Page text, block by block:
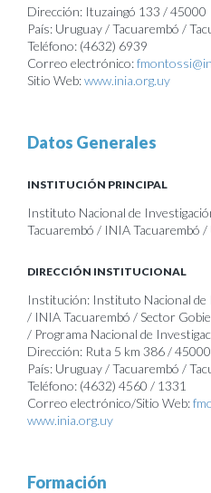
Dirección: Ituzaingó 133 / 45000
País: Uruguay / Tacuarembó /
Teléfono: (4632) 6939
Correo electrónico:
Sitio Web:www.inia.org.uy
Datos Generales
INSTITUCIÓN PRINCIPAL
Instituto Nacional de
Tacuarembó / INIA Tacuarembó
DIRECCIÓN INSTITUCIONAL
Institución: Instituto Nacional de
/ INIA Tacuarembó / Sector
/ Programa Nacional de
Dirección: Ruta 5 km 386 / 45000
País: Uruguay / Tacuarembó /
Teléfono: (4632) 4560 / 1331
Correo electrónico/Sitio Web:
www.inia.org.uy
Formación